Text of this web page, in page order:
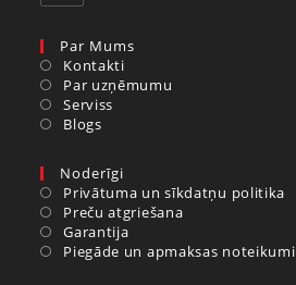
Par Mums
Kontakti
Par uzņēmumu
Serviss
Blogs
Noderīgi
Privātuma un sīkdatņu politika
Preču atgriešana
Garantija
Piegāde un apmaksas noteikumi